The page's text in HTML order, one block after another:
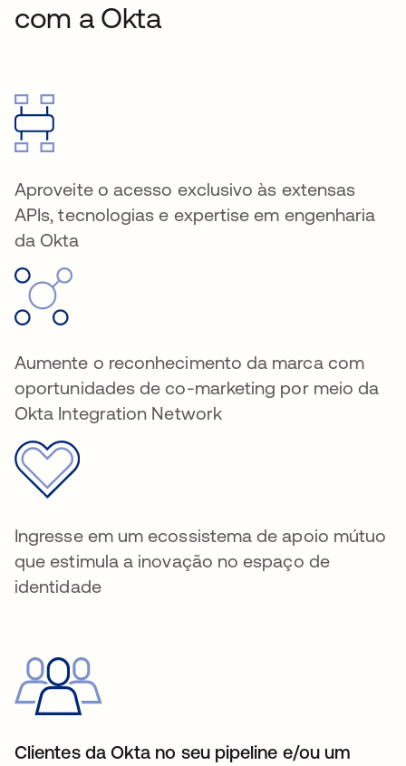
com a Okta
Aproveite o acesso exclusivo às extensas
APIs, tecnologias e expertise em engenharia
da Okta
Aumente o reconhecimento da marca com
oportunidades de co-marketing por meio da
Okta Integration Network
Ingresse em um ecossistema de apoio mútuo
que estimula a inovação no espaço de
identidade
Clientes da Okta no seu pipeline e/ou um